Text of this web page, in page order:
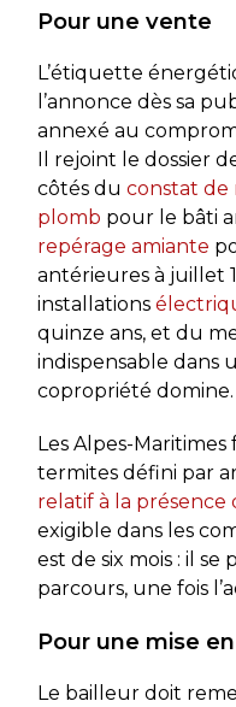
Pour une vente
L’étiquette
l’annonce dès sa
annexé au
Il rejoint le dossier
côtés du constat de
plomb pour le bâti
repérage amiante
antérieures à juillet
installations
quinze ans, et du
indispensable dans
copropriété domine.
Les Alpes-Maritimes
termites défini par
relatif à la présence
exigible dans les
est de six mois : il
parcours, une fois
Pour une mise
Le bailleur doit